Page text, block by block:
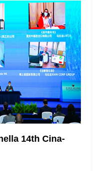
14th Cina-